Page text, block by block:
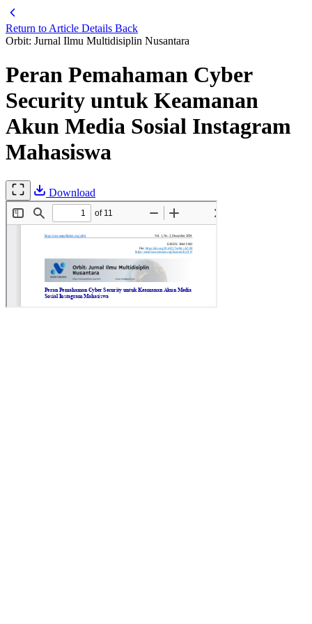
Return to Article Details Back
Orbit: Jurnal Ilmu Multidisiplin Nusantara
Peran Pemahaman Cyber
Security untuk Keamanan
Akun Media Sosial Instagram
Mahasiswa
Download